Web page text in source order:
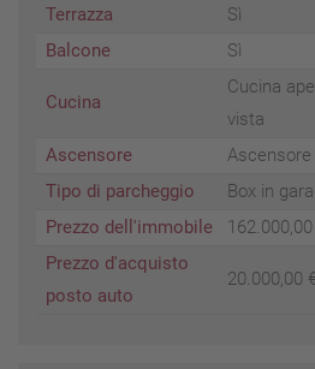
Terrazza
Sì
Balcone
Sì
Cucina
Cucina
vista
Ascensore
Ascensore
Tipo di parcheggio
Box in
Prezzo dell'immobile
Prezzo d'acquisto
posto auto
20.000,00 €